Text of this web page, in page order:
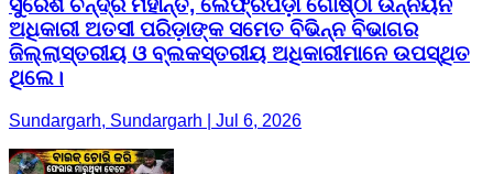
ସୁରେଶ ଚନ୍ଦ୍ର ମହାନ୍ତି, ଲେଫ୍ରିପଡ଼ା ଗୋଷ୍ଠୀ ଉନ୍ନୟନ
ଅଧିକାରୀ ଅତସୀ ପରିଡ଼ାଙ୍କ ସମେତ ବିଭିନ୍ନ ବିଭାଗର
ଜିଲ୍ଲାସ୍ତରୀୟ ଓ ବ୍ଲକସ୍ତରୀୟ ଅଧିକାରୀମାନେ ଉପସ୍ଥିତ
ଥିଲେ।
Sundargarh, Sundargarh | Jul 6, 2026